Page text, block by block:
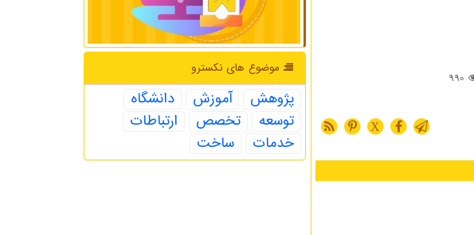
990
X
موضوع های نكسترو
پژوهش آموزش
دانشگاه
توسعه
تخصص
ارتباطات
خدمات
ساخت